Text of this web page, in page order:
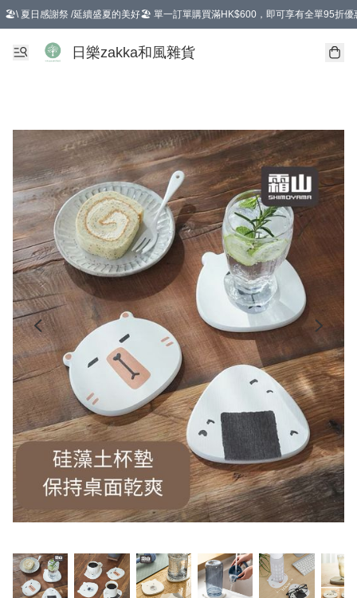
🏖️\ 夏日感謝祭 /延續盛夏的美好🏖️ 單一訂單購買滿HK$600，即可享有全單95折優
選擇GoGoX住宅/工商地址配送，單一訂單消費購物滿HK$680(折扣後），可享有
日樂zakka和風雜貨